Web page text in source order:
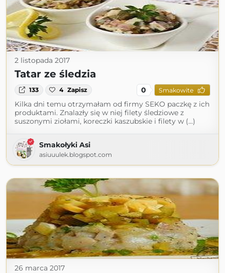
2 listopada 2017
Tatar ze śledzia
133 4 Zapisz 0 Smakowite
Kilka dni temu otrzymałam od firmy SEKO paczkę z ich
produktami. Znalazły się w niej filety śledziowe z
suszonymi ziołami, koreczki kaszubskie i filety w (...)
Smakołyki Asi
asiuuulek.blogspot.com
26 marca 2017